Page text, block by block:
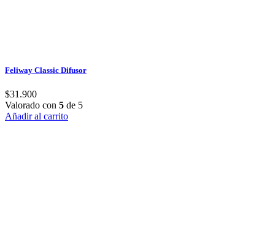
Feliway Classic Difusor
$31.900
Valorado con 5 de 5
Añadir al carrito